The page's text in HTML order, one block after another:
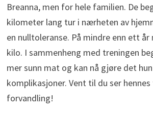
Breanna, men for hele familien. De
kilometer lang tur i nærheten av
en nulltoleranse. På mindre enn ett
kilo. I sammenheng med treningen
mer sunn mat og kan nå gjøre det
komplikasjoner. Vent til du ser
forvandling!